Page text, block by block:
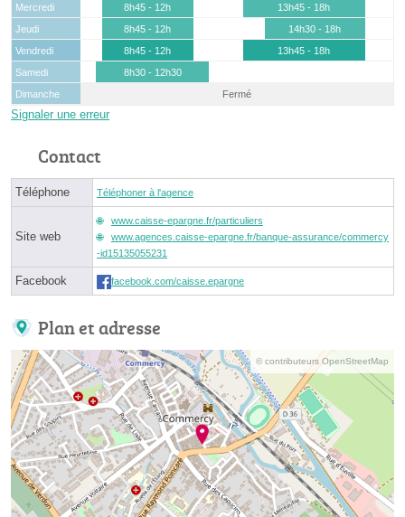
Mercredi
8h45 - 12h
13h45 - 18h
Jeudi
8h45 - 12h
14h30 - 18h
Vendredi
8h45 - 12h
13h45 - 18h
Samedi
8h30 - 12h30
Dimanche
Fermé
Signaler une erreur
Contact
Téléphone Téléphoner à l'agence
Site web
www.caisse-epargne.fr/particuliers
www.agences.caisse-epargne.fr/banque-assurance/commercy
-id15135055231
Facebook facebook.com/caisse.epargne
Plan et adresse
© contributeurs OpenStreetMap